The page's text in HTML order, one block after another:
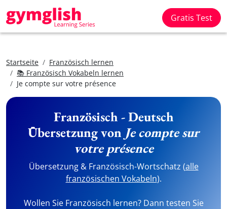
Gratis Test
Startseite
Französisch lernen
📚 Französisch Vokabeln lernen
Je compte sur votre présence
Französisch - Deutsch
Übersetzung von Je compte sur
votre présence
Übersetzung & Französisch-Wortschatz (alle
französischen Vokabeln).
Wollen Sie Französisch lernen? Dann testen Sie